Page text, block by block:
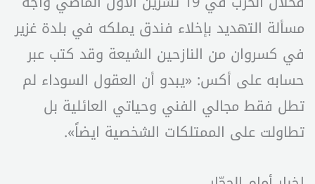
مسألة التهديد بإخلاء فندق يملكه في بلدة غزير
في كسروان من النازحين الشيعة وقد كتب عبر
حسابه على أكس: «يبدو أن العقول السوداء لم
تطل فقط مجالي الفني وحياتي العائلية بل
تطاولت على الممتلكات الشخصية ايضاً».